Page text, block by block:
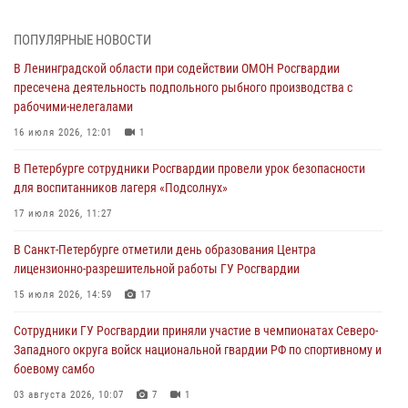
06 августа 2026, 13:39 1
В Центральном районе росгвардейцы оперативно задержали
хулигана, стрелявшего из пускового устройства рядом с жилыми
домами
06 августа 2026, 11:36
Сотрудники и военнослужащие Росгвардии обеспечили
правопорядок при проведении матча "Зенит" - "Балтика"
06 августа 2026, 07:30
В Выборгском районе наряд Росгвардии обнаружил
разыскиваемый преступный автотранспорт
05 августа 2026, 12:25 2
Петербургские росгвардейцы обнаружили объявленный в розыск
автомобиль, ранее использовавшийся при совершении кражи в
Ленобласти
04 августа 2026, 14:05
ПОПУЛЯРНЫЕ НОВОСТИ
В Ленинградской области при содействии ОМОН Росгвардии
пресечена деятельность подпольного рыбного производства с
рабочими-нелегалами
16 июля 2026, 12:01 1
В Петербурге сотрудники Росгвардии провели урок безопасности
для воспитанников лагеря «Подсолнух»
17 июля 2026, 11:27
В Санкт-Петербурге отметили день образования Центра
лицензионно-разрешительной работы ГУ Росгвардии
15 июля 2026, 14:59 17
Сотрудники ГУ Росгвардии приняли участие в чемпионатах Северо-
Западного округа войск национальной гвардии РФ по спортивному и
боевому самбо
03 августа 2026, 10:07 7 1